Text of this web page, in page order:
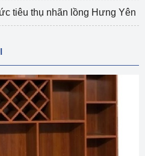
tiêu thụ nhãn lồng Hưng Yên